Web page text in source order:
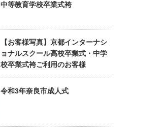
中等教育学校卒業式袴
【お客様写真】京都インターナシ
ョナルスクール高校卒業式・中学
校卒業式袴ご利用のお客様
令和3年奈良市成人式